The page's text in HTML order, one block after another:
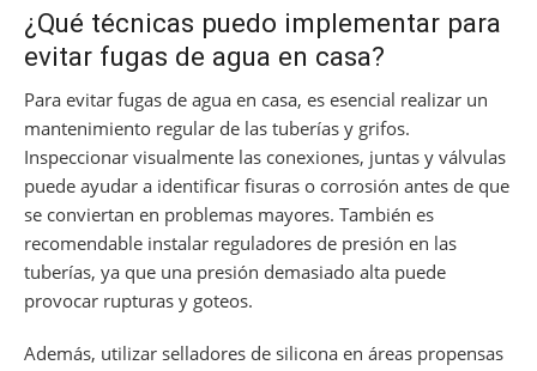
¿Qué técnicas puedo implementar para
evitar fugas de agua en casa?
Para evitar fugas de agua en casa, es esencial realizar un
mantenimiento regular de las tuberías y grifos.
Inspeccionar visualmente las conexiones, juntas y válvulas
puede ayudar a identificar fisuras o corrosión antes de que
se conviertan en problemas mayores. También es
recomendable instalar reguladores de presión en las
tuberías, ya que una presión demasiado alta puede
provocar rupturas y goteos.
Además, utilizar selladores de silicona en áreas propensas